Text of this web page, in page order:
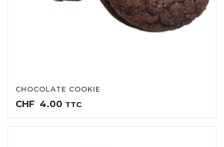
CHOCOLATE COOKIE
CHF 4.00 TTC